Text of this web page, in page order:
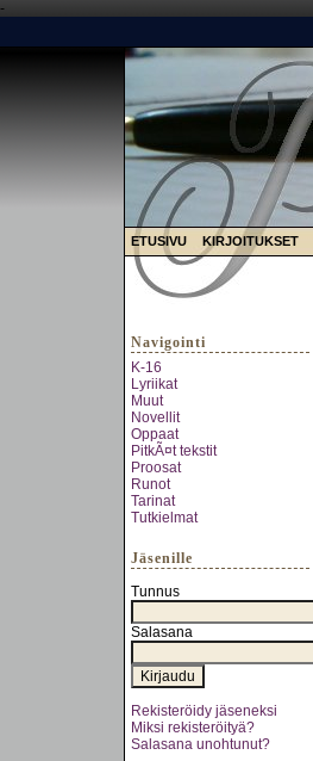
-
ETUSIVU KIRJOITUKSET
Navigointi
K-16
Lyriikat
Muut
Novellit
Oppaat
PitkÃ¤t tekstit
Proosat
Runot
Tarinat
Tutkielmat
Jäsenille
Tunnus
Salasana
Rekisteröidy jäseneksi
Miksi rekisteröityä?
Salasana unohtunut?